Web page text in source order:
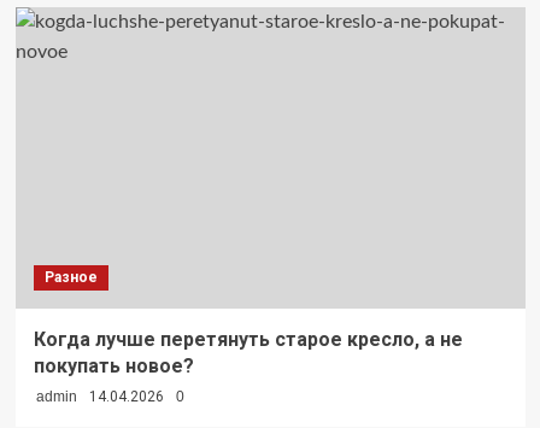
Разное
Когда лучше перетянуть старое кресло, а не
покупать новое?
admin 14.04.2026 0